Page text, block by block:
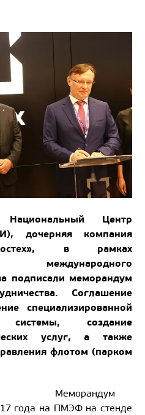
Центр
дочерняя компания
в рамках
международного
подписали меморандум
Соглашение
специализированной
системы, создание
услуг, а также
флотом (парком
Меморандум
года на ПМЭФ на стенде